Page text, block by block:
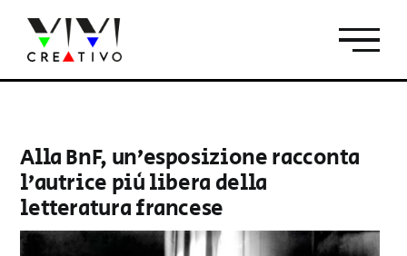
contenuto
Alla BnF, un’esposizione racconta
l’autrice più libera della
letteratura francese